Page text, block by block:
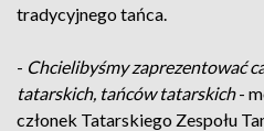
tradycyjnego tańca.
- Chcielibyśmy zaprezentować
tatarskich, tańców tatarskich-
członek Tatarskiego Zespołu